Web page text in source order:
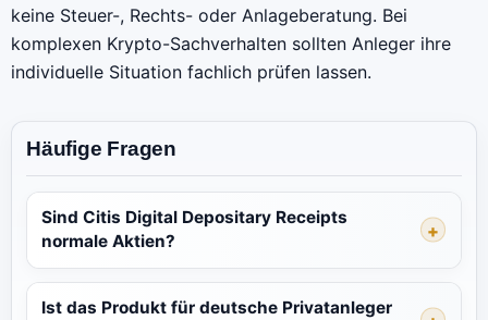
keine Steuer-, Rechts- oder Anlageberatung. Bei
komplexen Krypto-Sachverhalten sollten Anleger ihre
individuelle Situation fachlich prüfen lassen.
Häufige Fragen
Sind Citis Digital Depositary Receipts
normale Aktien?
Ist das Produkt für deutsche Privatanleger